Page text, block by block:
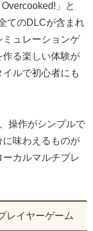
」と
てのDLCが含まれ
ュレーションゲ
る楽しい体験が
ルで初心者にも
操作がシンプルで
味わえるものが
カルマルチプレ
レイヤーゲーム